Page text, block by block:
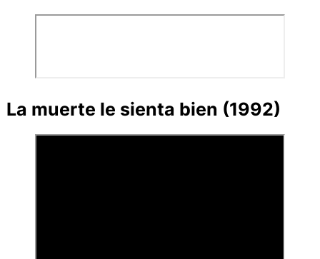
La muerte le sienta bien (1992)